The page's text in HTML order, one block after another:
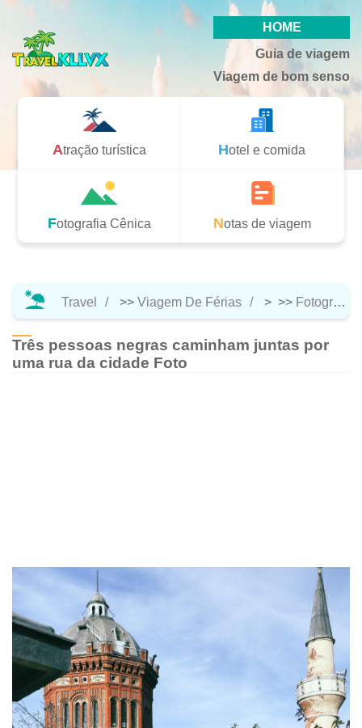
HOME
Guia de viagem
Viagem de bom senso
Atração turística Hotel e comida
Fotografia Cênica Notas de viagem
Travel >> Viagem De Férias > >> Fotografia Cênica
Três pessoas negras caminham juntas por
uma rua da cidade Foto